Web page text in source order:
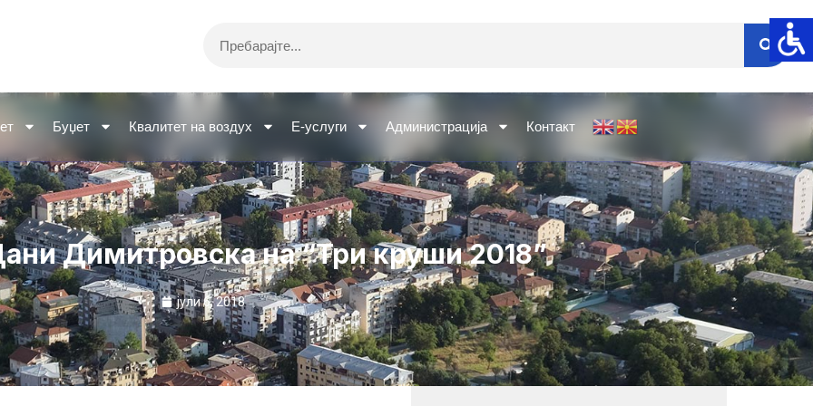
Буџет Квалитет на воздух Е-услуги Администрација Контакт
Димитровска на “Три круши 2018”
јули 6, 2018